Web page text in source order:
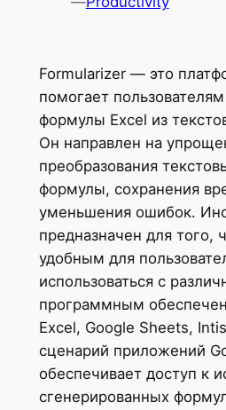
Formularizer — это
помогает
формулы Excel из
Он направлен на
преобразования
формулы, сохранения
уменьшения ошибок.
предназначен для того,
удобным для
использоваться с
программным
Excel, Google Sheets,
сценарий приложений
обеспечивает доступ к
сгенерированных